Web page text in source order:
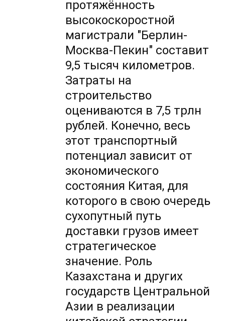
протяжённость
высокоскоростной
магистрали "Берлин-
Москва-Пекин" составит
9,5 тысяч километров.
Затраты на
строительство
оцениваются в 7,5 трлн
рублей. Конечно, весь
этот транспортный
потенциал зависит от
экономического
состояния Китая, для
которого в свою очередь
сухопутный путь
доставки грузов имеет
стратегическое
значение. Роль
Казахстана и других
государств Центральной
Азии в реализации